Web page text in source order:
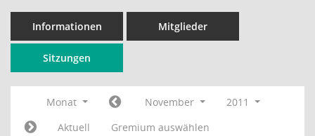
Informationen Mitglieder
Sitzungen
Monat November
2011
Aktuell
Gremium auswählen